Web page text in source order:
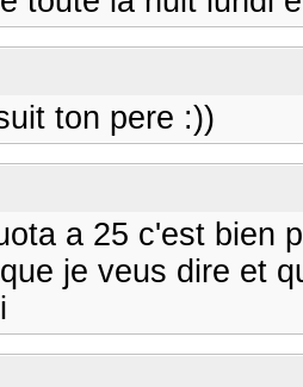
ton pere :))
a 25 c'est bien
je veus dire et